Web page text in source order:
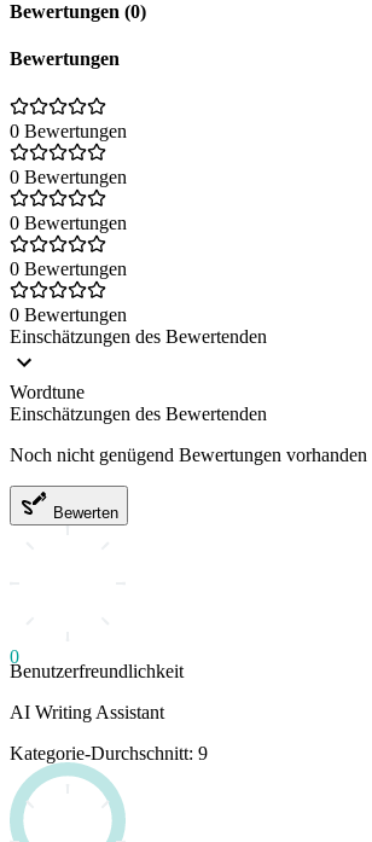
Bewertungen (0)
Bewertungen
0 Bewertungen
0 Bewertungen
0 Bewertungen
0 Bewertungen
0 Bewertungen
Einschätzungen des Bewertenden
Wordtune
Einschätzungen des Bewertenden
Noch nicht genügend Bewertungen vorhanden
Bewerten
0
Benutzerfreundlichkeit
AI Writing Assistant
Kategorie-Durchschnitt: 9